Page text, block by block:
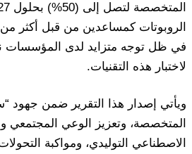
في ظل توجه متزايد لدى المؤسسات
لاختبار هذه التقنيات.
ويأتي إصدار هذا التقرير ضمن جهود
المتخصصة، وتعزيز الوعي المجتمعي
الاصطناعي التوليدي، ومواكبة